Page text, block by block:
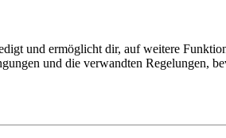
und ermöglicht dir, auf weitere
und die verwandten Regelungen,